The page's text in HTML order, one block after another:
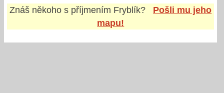
Znáš někoho s příjmením Fryblík?
Pošli mu jeho
mapu!